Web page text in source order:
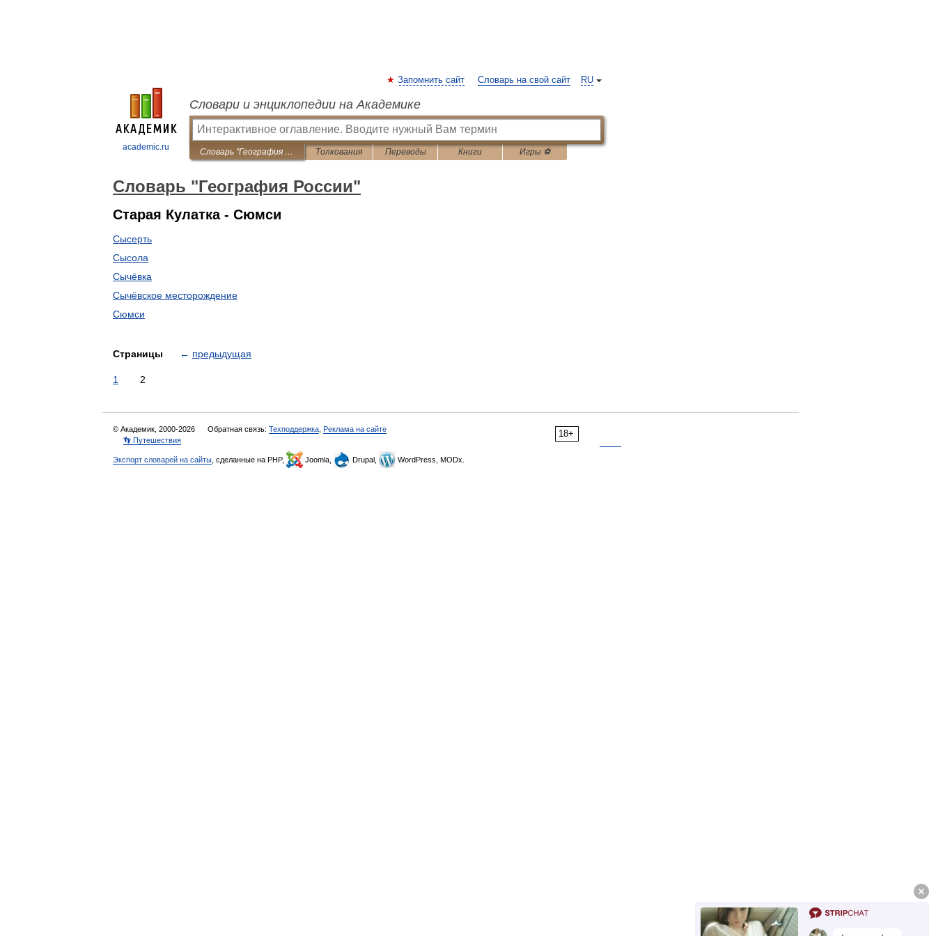
academic.ru
RU
Запомнить сайт Словарь на свой сайт
Словари и энциклопедии на Академике
Словарь "География России" Толкования Переводы Книги Игры ⚽
Словарь "География России"
Старая Кулатка - Сюмси
Сысерть
Сысола
Сычёвка
Сычёвское месторождение
Сюмси
Страницы ← предыдущая
1 2
18+
© Академик, 2000-2026 Обратная связь: Техподдержка Реклама на сайте
👣 Путешествия
Экспорт словарей на сайты , сделанные на PHP, Joomla, Drupal, WordPress, MODx.